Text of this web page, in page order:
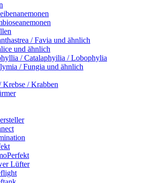
/ Favia und ähnlich
und ähnlich
/ Catalaphyilia / Lobophylia
/ Fungia und ähnlich
Krebse / Krabben
Lüfter